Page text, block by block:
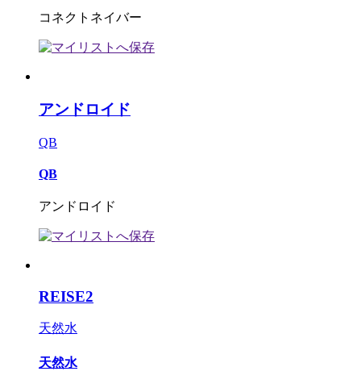
コネクトネイバー
アンドロイド
QB
QB
アンドロイド
REISE2
天然水
天然水